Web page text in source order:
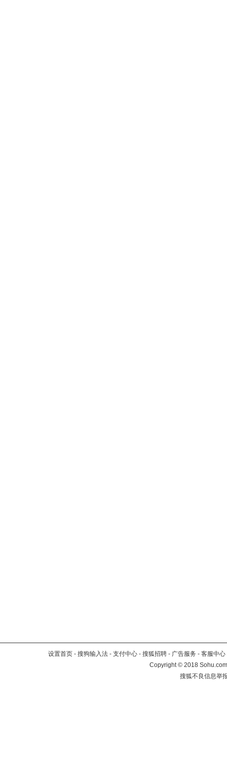
设置首页 - 搜狗输入法 - 支付中心 - 搜狐招聘 - 广告服务 - 客服中心
Copyright©2018
搜狐不良信息举